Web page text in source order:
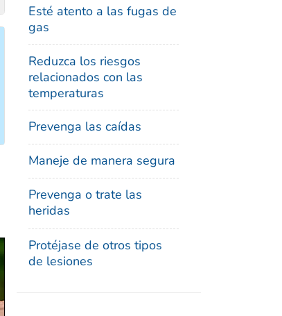
Esté atento a las fugas de
gas
Reduzca los riesgos
relacionados con las
temperaturas
Prevenga las caídas
Maneje de manera segura
Prevenga o trate las
heridas
Protéjase de otros tipos
de lesiones